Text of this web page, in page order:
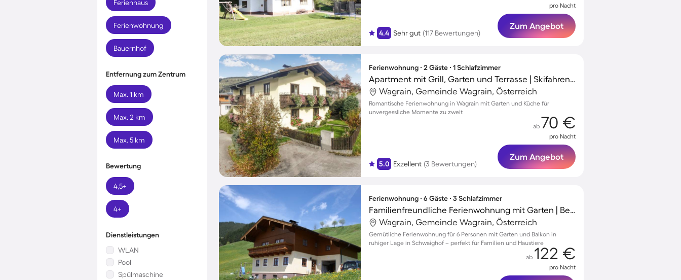
Ferienhaus
Ferienwohnung
Bauernhof
Entfernung zum Zentrum
Max. 1 km
Max. 2 km
Max. 5 km
Bewertung
4,5+
4+
Dienstleistungen
WLAN
Pool
Spülmaschine
4.4 Sehr gut (117 Bewertungen)
pro Nacht
Zum Angebot
Ferienwohnung ∙ 2 Gäste ∙ 1 Schlafzimmer
Apartment mit Grill, Garten und Terrasse | Skifahren in der Nähe
Wagrain, Gemeinde Wagrain, Österreich
Romantische Ferienwohnung in Wagrain mit Garten und Küche für
unvergessliche Momente zu zweit
5.0 Exzellent (3 Bewertungen)
ab 70 €
pro Nacht
Zum Angebot
Ferienwohnung ∙ 6 Gäste ∙ 3 Schlafzimmer
Familienfreundliche Ferienwohnung mit Garten | Bergblick | Hunde erlaubt
Wagrain, Gemeinde Wagrain, Österreich
Gemütliche Ferienwohnung für 6 Personen mit Garten und Balkon in
ruhiger Lage in Schwaighof – perfekt für Familien und Haustiere
ab 122 €
pro Nacht